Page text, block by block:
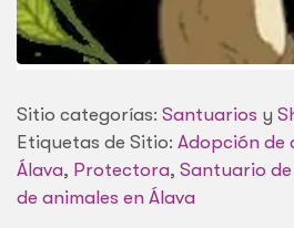
Sitio categorías: Santuarios y
Etiquetas de Sitio: Adopción de
Álava, Protectora, Santuario
de animales en Álava